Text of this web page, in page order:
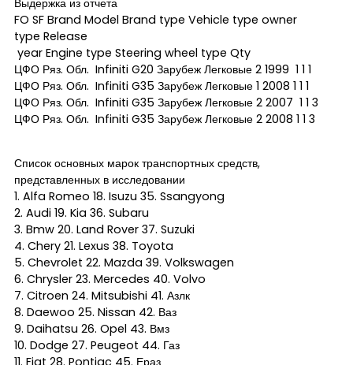
FO SF Brand Model Brand type Vehicle type owner
type Release
year Engine type Steering wheel type Qty
ЦФО Ряз. Обл. Infiniti G20 Зарубеж Легковые 2 1999 1 1 1
ЦФО Ряз. Обл. Infiniti G35 Зарубеж Легковые 1 2008 1 1 1
ЦФО Ряз. Обл. Infiniti G35 Зарубеж Легковые 2 2007 1 1 3
ЦФО Ряз. Обл. Infiniti G35 Зарубеж Легковые 2 2008 1 1 3
Список основных марок транспортных средств,
представленных в исследовании
1. Alfa Romeo 18. Isuzu 35. Ssangyong
2. Audi 19. Kia 36. Subaru
3. Bmw 20. Land Rover 37. Suzuki
4. Chery 21. Lexus 38. Toyota
5. Chevrolet 22. Mazda 39. Volkswagen
6. Chrysler 23. Mercedes 40. Volvo
7. Citroen 24. Mitsubishi 41. Азлк
8. Daewoo 25. Nissan 42. Ваз
9. Daihatsu 26. Opel 43. Вмз
10. Dodge 27. Peugeot 44. Газ
11. Fiat 28. Pontiac 45. Ераз